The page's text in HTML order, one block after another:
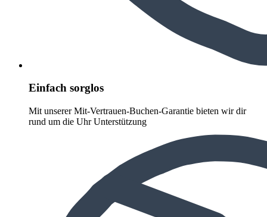
Einfach sorglos
Mit unserer Mit-Vertrauen-Buchen-Garantie bieten wir dir
rund um die Uhr Unterstützung